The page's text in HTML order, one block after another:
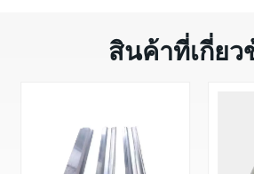
สินค้าที่เกี่ยว